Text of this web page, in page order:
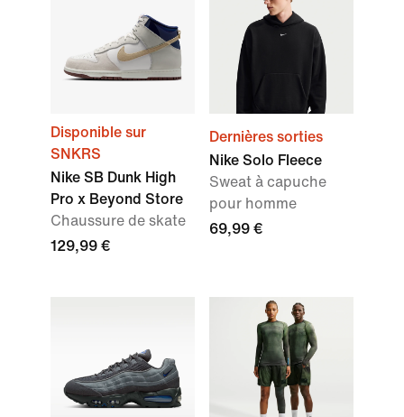
Disponible sur
SNKRS
Nike SB Dunk High
Pro x Beyond Store
Chaussure de skate
129,99 €
Dernières sorties
Nike Solo Fleece
Sweat à capuche
pour homme
69,99 €